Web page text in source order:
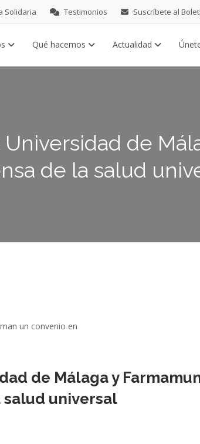
Solidaria Testimonios Suscríbete al
Qué hacemos Actualidad
de
de la salud
de Málaga y
salud universal